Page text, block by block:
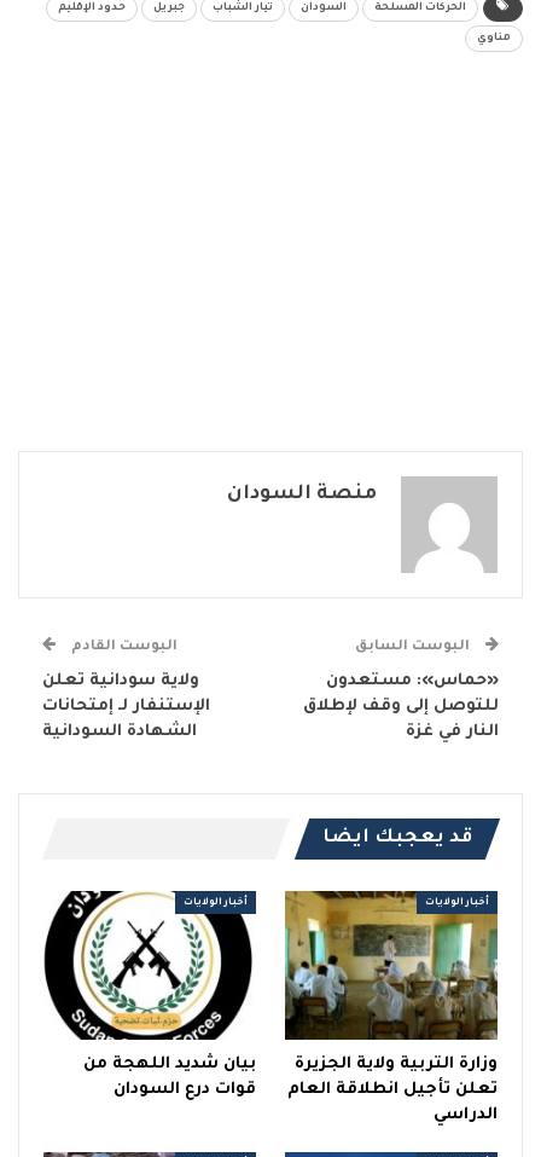
الحركات المسلحة السودان تيار الشباب جبريل حدود الإقليم
مناوي
منصة السودان
البوست السابق
«حماس»: مستعدون
للتوصل إلى وقف لإطلاق
النار في غزة
البوست القادم
ولاية سودانية تعلن
الإستنفار لـ إمتحانات
الشهادة السودانية
قد يعجبك ايضا
أخبار الولايات
وزارة التربية ولاية الجزيرة
تعلن تأجيل انطلاقة العام
الدراسي
أخبار الولايات
بيان شديد اللهجة من
قوات درع السودان